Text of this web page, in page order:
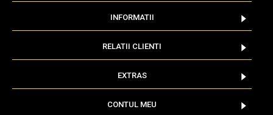
INFORMATII
RELATII CLIENTI
EXTRAS
CONTUL MEU